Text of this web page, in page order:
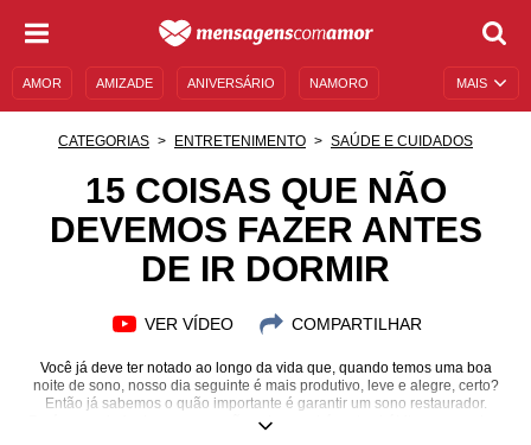
MAIS
AMOR AMIZADE ANIVERSÁRIO NAMORO
MENSAGENS E FRASES MENSAGENS DE ANIVERSÁRIO
FAMOSOS BÍBLIA
CATEGORIAS ENTRETENIMENTO SAÚDE E CUIDADOS
15 COISAS QUE NÃO
DEVEMOS FAZER ANTES
DE IR DORMIR
VER VÍDEO COMPARTILHAR
Você já deve ter notado ao longo da vida que, quando temos uma boa
noite de sono, nosso dia seguinte é mais produtivo, leve e alegre, certo?
Então já sabemos o quão importante é garantir um sono restaurador.
Porém a maioria das pessoas não sabe que há certos hábitos que podem